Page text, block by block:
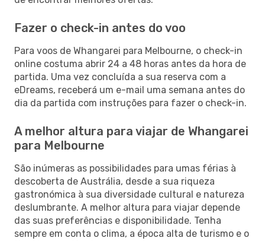
Fazer o check-in antes do voo
Para voos de Whangarei para Melbourne, o check-in
online costuma abrir 24 a 48 horas antes da hora de
partida. Uma vez concluída a sua reserva com a
eDreams, receberá um e-mail uma semana antes do
dia da partida com instruções para fazer o check-in.
A melhor altura para viajar de Whangarei
para Melbourne
São inúmeras as possibilidades para umas férias à
descoberta de Austrália, desde a sua riqueza
gastronómica à sua diversidade cultural e natureza
deslumbrante. A melhor altura para viajar depende
das suas preferências e disponibilidade. Tenha
sempre em conta o clima, a época alta de turismo e o